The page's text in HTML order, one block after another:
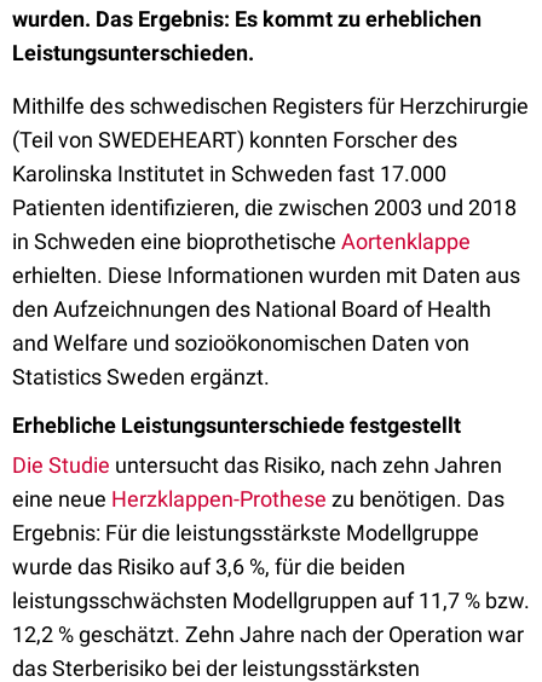
wurden. Das Ergebnis: Es kommt zu erheblichen
Leistungsunterschieden.
Mithilfe des schwedischen Registers für Herzchirurgie
(Teil von SWEDEHEART) konnten Forscher des
Karolinska Institutet in Schweden fast 17.000
Patienten identifizieren, die zwischen 2003 und 2018
in Schweden eine bioprothetische Aortenklappe
erhielten. Diese Informationen wurden mit Daten aus
den Aufzeichnungen des National Board of Health
and Welfare und sozioökonomischen Daten von
Statistics Sweden ergänzt.
Erhebliche Leistungsunterschiede festgestellt
Die Studie untersucht das Risiko, nach zehn Jahren
eine neue Herzklappen-Prothese zu benötigen. Das
Ergebnis: Für die leistungsstärkste Modellgruppe
wurde das Risiko auf 3,6 %, für die beiden
leistungsschwächsten Modellgruppen auf 11,7 % bzw.
12,2 % geschätzt. Zehn Jahre nach der Operation war
das Sterberisiko bei der leistungsstärksten